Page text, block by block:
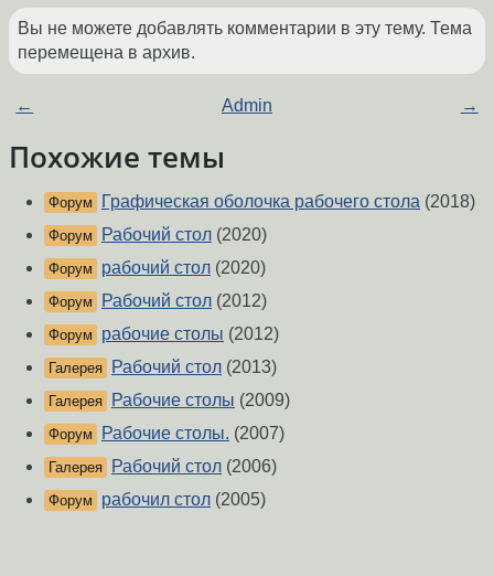
Вы не можете добавлять комментарии в эту тему. Тема
перемещена в архив.
← Admin →
Похожие темы
Форум Графическая оболочка рабочего стола (2018)
Форум Рабочий стол (2020)
Форум рабочий стол (2020)
Форум Рабочий стол (2012)
Форум рабочие столы (2012)
Галерея Рабочий стол (2013)
Галерея Рабочие столы (2009)
Форум Рабочие столы. (2007)
Галерея Рабочий стол (2006)
Форум рабочил стол (2005)